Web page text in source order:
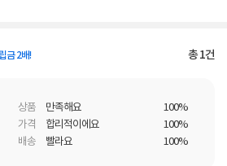
금 2배! 총1건
상품 만족해요
100%
가격
합리적이에요
100%
배송
빨라요 100%